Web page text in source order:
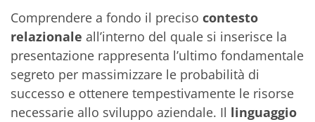
Comprendere a fondo il preciso contesto
relazionale all’interno del quale si inserisce la
presentazione rappresenta l’ultimo fondamentale
segreto per massimizzare le probabilità di
successo e ottenere tempestivamente le risorse
necessarie allo sviluppo aziendale. Il linguaggio